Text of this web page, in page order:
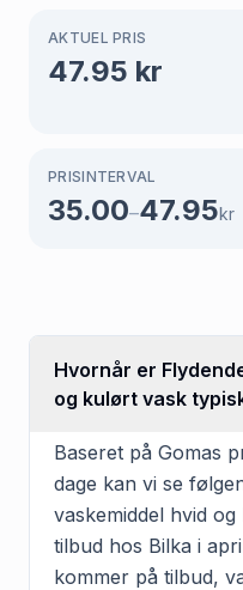
AKTUEL PRIS
47.95 kr
PRISINTERVAL
35.00–47.95kr
Hvornår er
og kulørt vask
Baseret på Gomas
dage kan vi se
vaskemiddel hvid
tilbud hos Bilka i
kommer på tilbud,